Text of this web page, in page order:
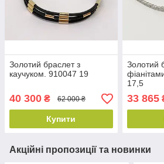
Золотий браслет з
каучуком. 910047 19
40 300 ₴ 62 000 ₴
Купити
Золотий
17,5
33 865
Акційні пропозиції та новинки